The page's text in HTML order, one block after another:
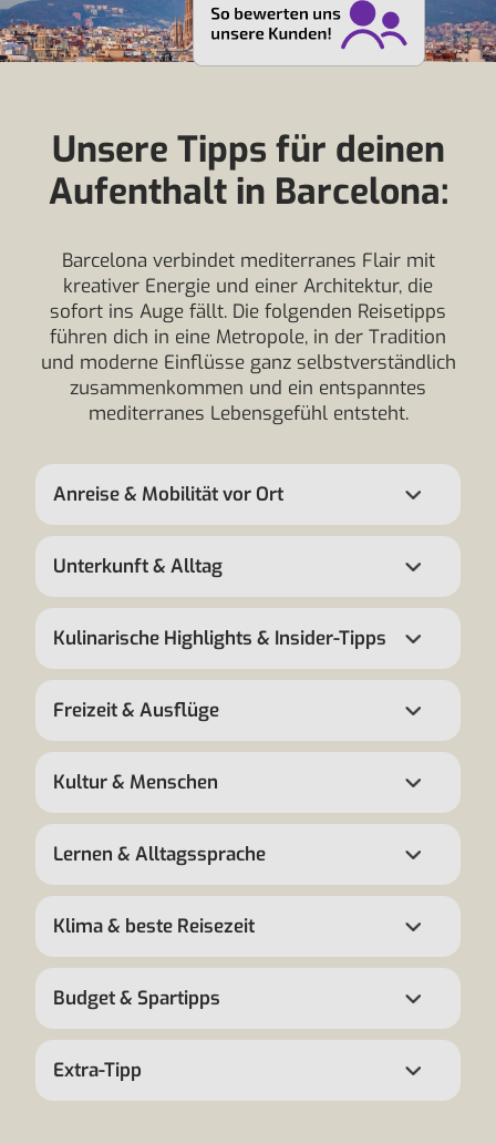
Unsere Tipps für deinen
Aufenthalt in Barcelona:
Barcelona verbindet mediterranes Flair mit
kreativer Energie und einer Architektur, die
sofort ins Auge fällt. Die folgenden Reisetipps
führen dich in eine Metropole, in der Tradition
und moderne Einflüsse ganz selbstverständlich
zusammenkommen und ein entspanntes
mediterranes Lebensgefühl entsteht.
Anreise & Mobilität vor Ort
Unterkunft & Alltag
Kulinarische Highlights & Insider-Tipps
Freizeit & Ausflüge
Kultur & Menschen
Lernen & Alltagssprache
Klima & beste Reisezeit
Budget & Spartipps
Extra-Tipp